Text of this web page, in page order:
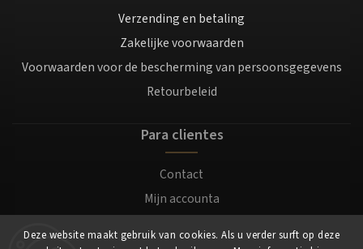
Deze website maakt gebruik van cookies. Als u verder surft op deze
Verzending en betaling
Zakelijke voorwaarden
Voorwaarden voor de bescherming van persoonsgegevens
Retourbeleid
Para clientes
Contact
Mijn accounta